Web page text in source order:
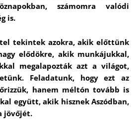
számomra valódi
is.
tekintek azokra, akik előttünk
elődökre, akik munkájukkal,
megalapozták azt a világot,
Feladatunk, hogy ezt az
hanem méltón tovább is
együtt, akik hisznek Aszódban,
jövőjét.